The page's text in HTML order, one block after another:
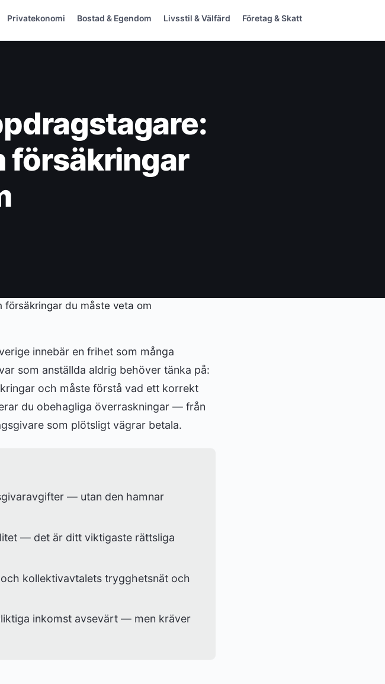
Privatekonomi Bostad & Egendom Livsstil & Välfärd Företag & Skatt
försäkringar
innebär en frihet som många
som anställda aldrig behöver tänka på:
och måste förstå vad ett korrekt
du obehagliga överraskningar — från
som plötsligt vägrar betala.
— utan den hamnar
— det är ditt viktigaste rättsliga
kollektivavtalets trygghetsnät och
inkomst avsevärt — men kräver